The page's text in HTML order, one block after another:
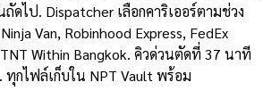
ดไป. Dispatcher เลือกคาริเออร์ตามช่วง
Van, Robinhood Express, FedEx
TNT Within Bangkok. คิวด่วนตัดที่ 37 นาที
ทุกไฟล์เก็บใน NPT Vault พร้อม